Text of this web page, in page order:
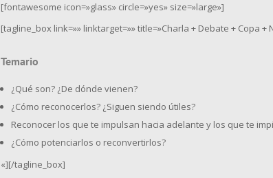
[fontawesome icon=»glass» circle=»yes» size=»large»]
[tagline_box link=»» linktarget=»» title=»Charla + Debate + Copa
Temario
¿Qué son? ¿De dónde vienen?
¿Cómo reconocerlos? ¿Siguen siendo útiles?
Reconocer los que te impulsan hacia adelante y los que te
¿Cómo potenciarlos o reconvertirlos?
«][/tagline_box]